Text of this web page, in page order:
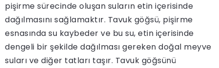
pişirme sürecinde oluşan suların etin içerisinde
dağılmasını sağlamaktır. Tavuk göğsü, pişirme
esnasında su kaybeder ve bu su, etin içerisinde
dengeli bir şekilde dağılması gereken doğal meyve
suları ve diğer tatları taşır. Tavuk göğsünü